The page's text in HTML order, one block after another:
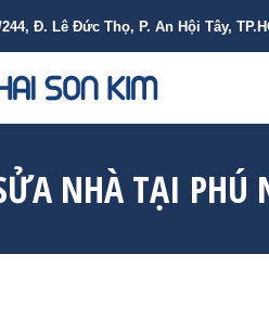
244, Đ. Lê Đức Thọ, P. An Hội Tây,
NHÀ TẠI PHÚ
VỀ HẢI SƠN